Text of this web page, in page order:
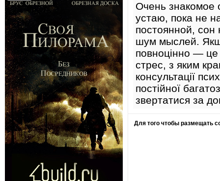
Очень
устаю, пока не
постоянной,
шум мыслей.
повноцінно —
стрес, з яким
консультації
постійної
звертатися за
Для того чтобы размещать